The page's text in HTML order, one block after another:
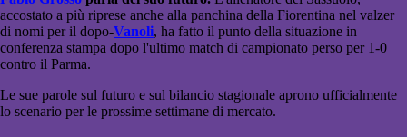
accostato a più riprese anche alla panchina della Fiorentina nel valzer
di nomi per il dopo-Vanoli, ha fatto il punto della situazione in
conferenza stampa dopo l'ultimo match di campionato perso per 1-0
contro il Parma.
Le sue parole sul futuro e sul bilancio stagionale aprono ufficialmente
lo scenario per le prossime settimane di mercato.